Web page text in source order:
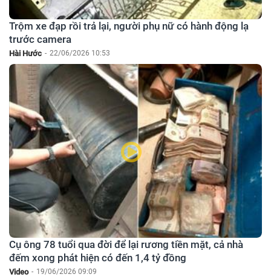
Trộm xe đạp rồi trả lại, người phụ nữ có hành động lạ
trước camera
Hài Hước - 22/06/2026 10:53
Cụ ông 78 tuổi qua đời để lại rương tiền mặt, cả nhà
đếm xong phát hiện có đến 1,4 tỷ đồng
Video - 19/06/2026 09:09